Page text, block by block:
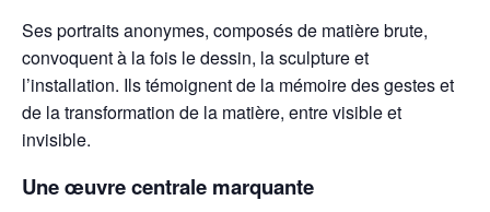
Ses portraits anonymes, composés de matière brute,
convoquent à la fois le dessin, la sculpture et
l’installation. Ils témoignent de la mémoire des gestes et
de la transformation de la matière, entre visible et
invisible.
Une œuvre centrale marquante